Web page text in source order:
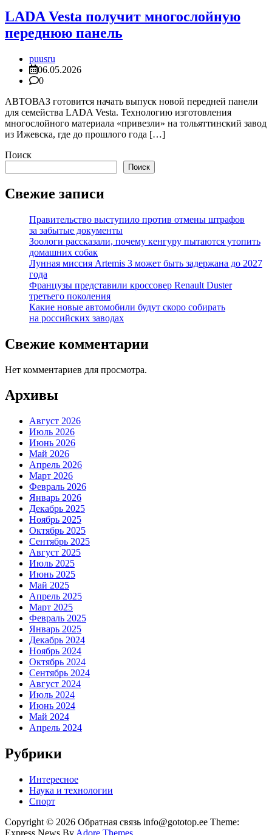
LADA Vesta получит многослойную
переднюю панель
puusru
06.05.2026
0
АВТОВАЗ готовится начать выпуск новой передней панели
для семейства LADA Vesta. Технологию изготовления
многослойного материала «привезли» на тольяттинский завод
из Ижевска, где до прошлого года […]
Поиск
Поиск
Свежие записи
Правительство выступило против отмены штрафов
за забытые документы
Зоологи рассказали, почему кенгуру пытаются утопить
домашних собак
Лунная миссия Artemis 3 может быть задержана до 2027
года
Французы представили кроссовер Renault Duster
третьего поколения
Какие новые автомобили будут скоро собирать
на российских заводах
Свежие комментарии
Нет комментариев для просмотра.
Архивы
Август 2026
Июль 2026
Июнь 2026
Май 2026
Апрель 2026
Март 2026
Февраль 2026
Январь 2026
Декабрь 2025
Ноябрь 2025
Октябрь 2025
Сентябрь 2025
Август 2025
Июль 2025
Июнь 2025
Май 2025
Апрель 2025
Март 2025
Февраль 2025
Январь 2025
Декабрь 2024
Ноябрь 2024
Октябрь 2024
Сентябрь 2024
Август 2024
Июль 2024
Июнь 2024
Май 2024
Апрель 2024
Рубрики
Интересное
Наука и технологии
Спорт
Copyright © 2026 Обратная связь info@gototop.ee Theme: